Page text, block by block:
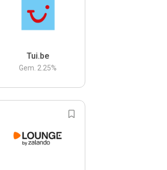
Tui.be
Gem. 2.25%